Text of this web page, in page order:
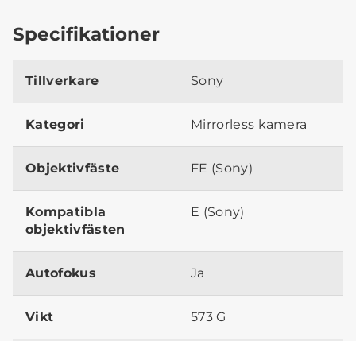
Specifikationer
Tillverkare Sony
Kategori Mirrorless kamera
Objektivfäste FE (Sony)
Kompatibla
objektivfästen
E (Sony)
Autofokus Ja
Vikt 573 G